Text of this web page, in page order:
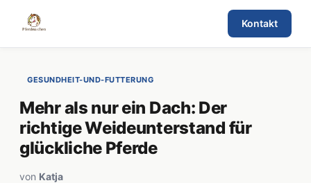
Kontakt
GESUNDHEIT-UND-FUTTERUNG
Mehr als nur ein Dach: Der
richtige Weideunterstand für
glückliche Pferde
von Katja